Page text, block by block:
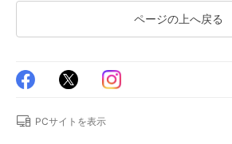
ページの上へ戻る
PCサイトを表示